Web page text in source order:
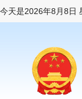
今天是2026年8月8日